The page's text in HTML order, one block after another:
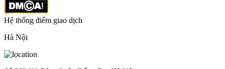
Hệ thống điểm giao dịch
Hà Nội